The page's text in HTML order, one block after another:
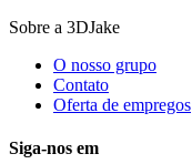
Sobre a 3DJake
O nosso grupo
Contato
Oferta de empregos
Siga-nos em